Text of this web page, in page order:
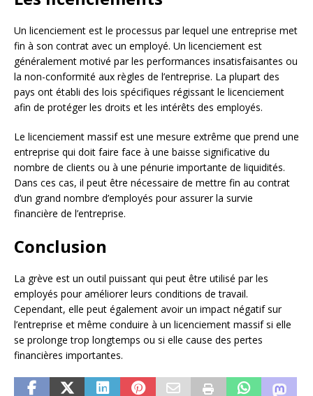
Un licenciement est le processus par lequel une entreprise met
fin à son contrat avec un employé. Un licenciement est
généralement motivé par les performances insatisfaisantes ou
la non-conformité aux règles de l’entreprise. La plupart des
pays ont établi des lois spécifiques régissant le licenciement
afin de protéger les droits et les intérêts des employés.
Le licenciement massif est une mesure extrême que prend une
entreprise qui doit faire face à une baisse significative du
nombre de clients ou à une pénurie importante de liquidités.
Dans ces cas, il peut être nécessaire de mettre fin au contrat
d’un grand nombre d’employés pour assurer la survie
financière de l’entreprise.
Conclusion
La grève est un outil puissant qui peut être utilisé par les
employés pour améliorer leurs conditions de travail.
Cependant, elle peut également avoir un impact négatif sur
l’entreprise et même conduire à un licenciement massif si elle
se prolonge trop longtemps ou si elle cause des pertes
financières importantes.